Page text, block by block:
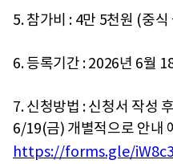
5. 참가비 : 4만 5천원 (중식
6. 등록기간 : 2026년 6월
7. 신청방법 : 신청서 작성
6/19(금) 개별적으로 안내
https://forms.gle/